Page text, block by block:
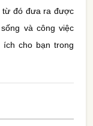
từ đó đưa ra được
và công việc
cho bạn trong